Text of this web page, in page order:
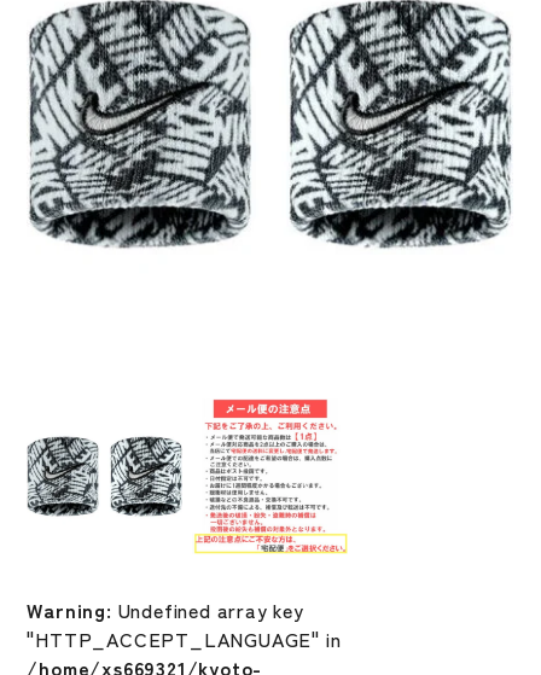
Warning: Undefined array key
"HTTP_ACCEPT_LANGUAGE" in
/home/xs669321/kyoto-